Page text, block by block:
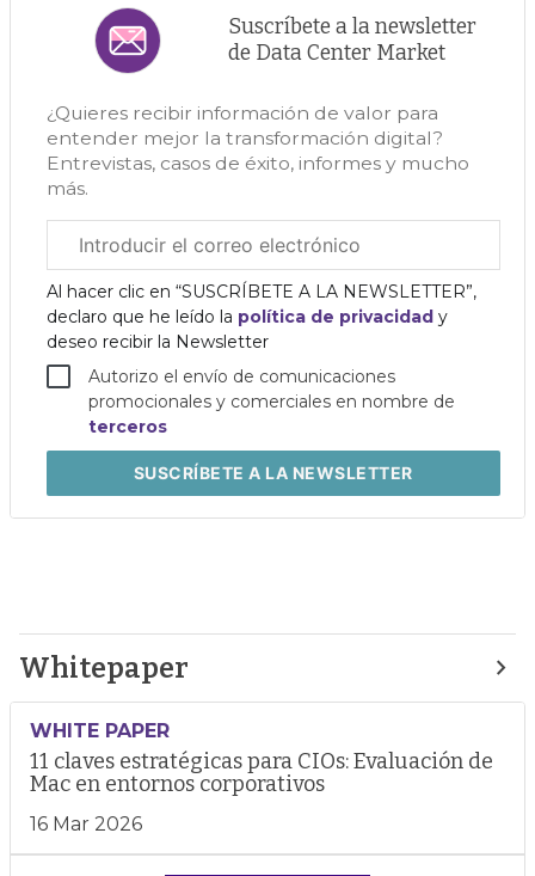
Suscríbete a la newsletter
de Data Center Market
¿Quieres recibir información de valor para
entender mejor la transformación digital?
Entrevistas, casos de éxito, informes y mucho
más.
electrónico
corporativo
Al hacer clic en “SUSCRÍBETE A LA NEWSLETTER”,
declaro que he leído la política de privacidad y
deseo recibir la Newsletter
Autorizo el envío de comunicaciones
promocionales y comerciales en nombre de
terceros
SUSCRÍBETEA LA NEWSLETTER
Whitepaper
WHITE PAPER
11 claves estratégicas para CIOs: Evaluación de
Mac en entornos corporativos
16 Mar 2026